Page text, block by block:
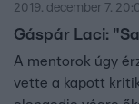
2019. december 7.
Gáspár Laci:
A mentorok úgy
vette a kapott